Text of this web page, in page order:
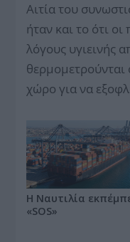
Αιτία του
ήταν και το ότι
λόγους υγιεινής
θερμομετρούνται
χώρο για να
Η Ναυτιλία
«SOS»